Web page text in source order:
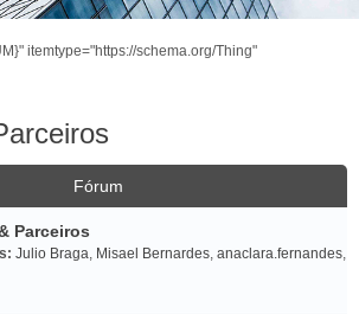
itemtype="https://schema.org/Thing"
Fórum
Parceiros
Julio Braga, Misael Bernardes, anaclara.fernandes,